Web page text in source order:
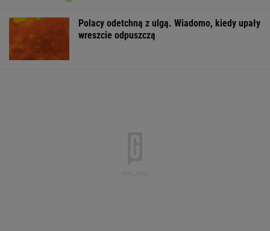
Polacy odetchną z ulgą. Wiadomo, kiedy upały
wreszcie odpuszczą